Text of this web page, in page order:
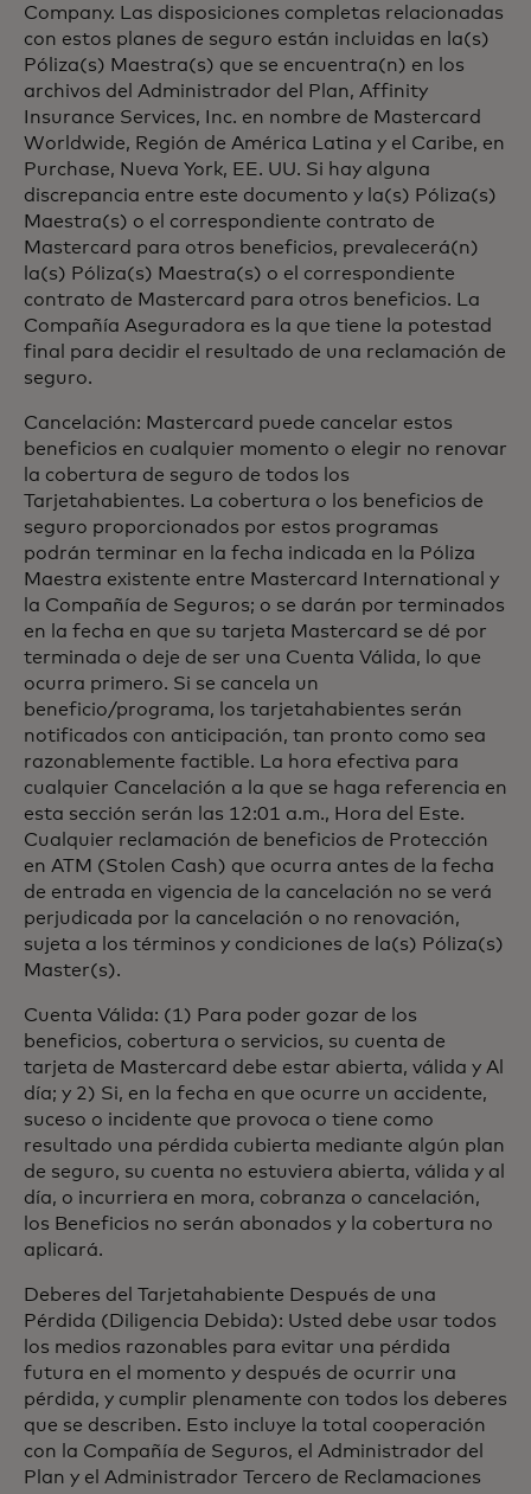
Company. Las disposiciones completas relacionadas
con estos planes de seguro están incluidas en la(s)
Póliza(s) Maestra(s) que se encuentra(n) en los
archivos del Administrador del Plan, Affinity
Insurance Services, Inc. en nombre de Mastercard
Worldwide, Región de América Latina y el Caribe, en
Purchase, Nueva York, EE. UU. Si hay alguna
discrepancia entre este documento y la(s) Póliza(s)
Maestra(s) o el correspondiente contrato de
Mastercard para otros beneficios, prevalecerá(n)
la(s) Póliza(s) Maestra(s) o el correspondiente
contrato de Mastercard para otros beneficios. La
Compañía Aseguradora es la que tiene la potestad
final para decidir el resultado de una reclamación de
seguro.
Cancelación: Mastercard puede cancelar estos
beneficios en cualquier momento o elegir no renovar
la cobertura de seguro de todos los
Tarjetahabientes. La cobertura o los beneficios de
seguro proporcionados por estos programas
podrán terminar en la fecha indicada en la Póliza
Maestra existente entre Mastercard International y
la Compañía de Seguros; o se darán por terminados
en la fecha en que su tarjeta Mastercard se dé por
terminada o deje de ser una Cuenta Válida, lo que
ocurra primero. Si se cancela un
beneficio/programa, los tarjetahabientes serán
notificados con anticipación, tan pronto como sea
razonablemente factible. La hora efectiva para
cualquier Cancelación a la que se haga referencia en
esta sección serán las 12:01 a.m., Hora del Este.
Cualquier reclamación de beneficios de Protección
en ATM (Stolen Cash) que ocurra antes de la fecha
de entrada en vigencia de la cancelación no se verá
perjudicada por la cancelación o no renovación,
sujeta a los términos y condiciones de la(s) Póliza(s)
Master(s).
Cuenta Válida: (1) Para poder gozar de los
beneficios, cobertura o servicios, su cuenta de
tarjeta de Mastercard debe estar abierta, válida y Al
día; y 2) Si, en la fecha en que ocurre un accidente,
suceso o incidente que provoca o tiene como
resultado una pérdida cubierta mediante algún plan
de seguro, su cuenta no estuviera abierta, válida y al
día, o incurriera en mora, cobranza o cancelación,
los Beneficios no serán abonados y la cobertura no
aplicará.
Deberes del Tarjetahabiente Después de una
Pérdida (Diligencia Debida): Usted debe usar todos
los medios razonables para evitar una pérdida
futura en el momento y después de ocurrir una
pérdida, y cumplir plenamente con todos los deberes
que se describen. Esto incluye la total cooperación
con la Compañía de Seguros, el Administrador del
Plan y el Administrador Tercero de Reclamaciones